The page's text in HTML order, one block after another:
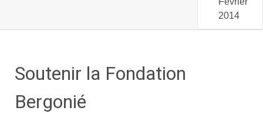
2014
Soutenir la Fondation
Bergonié